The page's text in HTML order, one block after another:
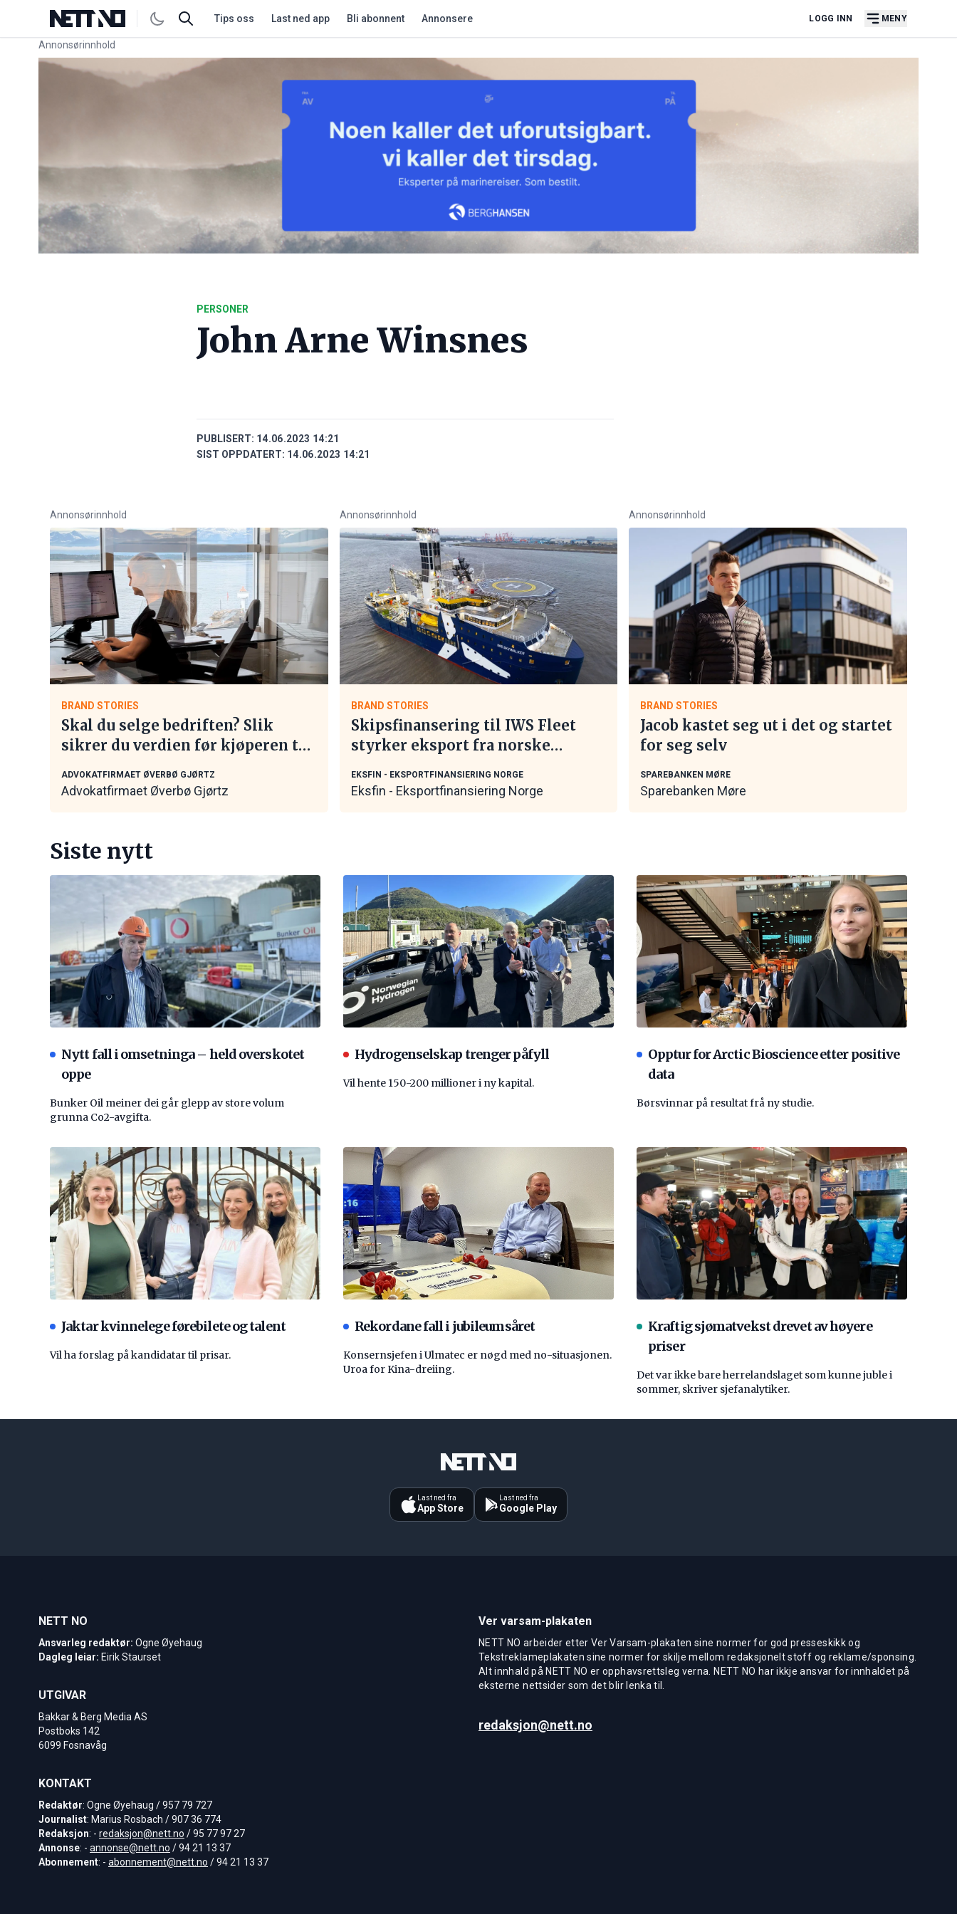
Tips oss Last ned app Bli abonnent Annonsere LOGG INN MENY
Annonsørinnhold
Link for annonse
PERSONER
John Arne Winsnes
PUBLISERT: 14.06.2023 14:21
SIST OPPDATERT: 14.06.2023 14:21
Annonsørinnhold
BRAND STORIES
Skal du selge bedriften? Slik
sikrer du verdien før kjøperen tar
ADVOKATFIRMAET ØVERBØ GJØRTZ
Advokatfirmaet Øverbø Gjørtz
Annonsørinnhold
BRAND STORIES
Skipsfinansering til IWS Fleet
styrker eksport fra norske
EKSFIN - EKSPORTFINANSIERING NORGE
Eksfin - Eksportfinansiering Norge
Annonsørinnhold
BRAND STORIES
Jacob kastet seg ut i det og startet
for seg selv
SPAREBANKEN MØRE
Sparebanken Møre
Siste nytt
Nytt fall i omsetninga – held overskotet
oppe
Bunker Oil meiner dei går glepp av store volum
grunna Co2-avgifta.
Hydrogenselskap trenger påfyll
Vil hente 150-200 millioner i ny kapital.
Opptur for Arctic Bioscience etter positive
data
Børsvinnar på resultat frå ny studie.
Jaktar kvinnelege førebilete og talent
Vil ha forslag på kandidatar til prisar.
Rekordane fall i jubileumsåret
Konsernsjefen i Ulmatec er nøgd med no-situasjonen.
Uroa for Kina-dreiing.
Kraftig sjømatvekst drevet av høyere
priser
Det var ikke bare herrelandslaget som kunne juble i
sommer, skriver sjefanalytiker.
Last ned fra
App Store
Last ned fra
Google Play
NETT NO
Ansvarleg redaktør: Ogne Øyehaug
Dagleg leiar: Eirik Staurset
UTGIVAR
Bakkar & Berg Media AS
Postboks 142
6099 Fosnavåg
KONTAKT
Redaktør: Ogne Øyehaug / 957 79 727
Journalist: Marius Rosbach / 907 36 774
Redaksjon: - redaksjon@nett.no / 95 77 97 27
Annonse: - annonse@nett.no / 94 21 13 37
Abonnement: - abonnement@nett.no / 94 21 13 37
Ver varsam-plakaten
NETT NO arbeider etter Ver Varsam-plakaten sine normer for god presseskikk og
Tekstreklameplakaten sine normer for skilje mellom redaksjonelt stoff og reklame/sponsing.
Alt innhald på NETT NO er opphavsrettsleg verna. NETT NO har ikkje ansvar for innhaldet på
eksterne nettsider som det blir lenka til.
redaksjon@nett.no